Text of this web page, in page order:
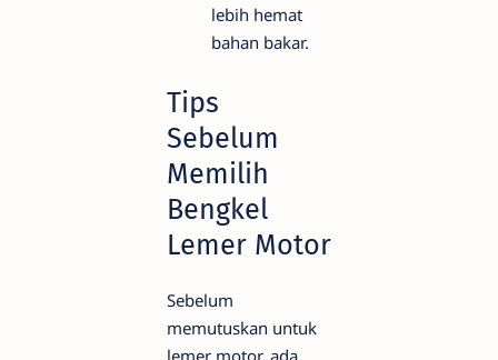
lebih hemat
bahan bakar.
Tips
Sebelum
Memilih
Bengkel
Lemer Motor
Sebelum
memutuskan untuk
lemer motor, ada